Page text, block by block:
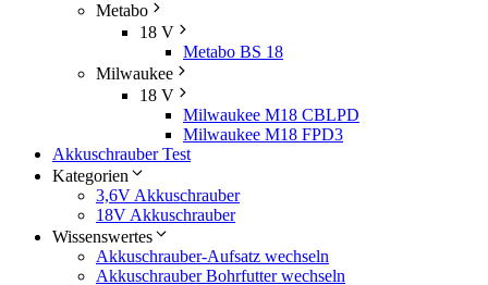
Metabo
18 V
Metabo BS 18
Milwaukee
18 V
Milwaukee M18 CBLPD
Milwaukee M18 FPD3
Akkuschrauber Test
Kategorien
3,6V Akkuschrauber
18V Akkuschrauber
Wissenswertes
Akkuschrauber-Aufsatz wechseln
Akkuschrauber Bohrfutter wechseln